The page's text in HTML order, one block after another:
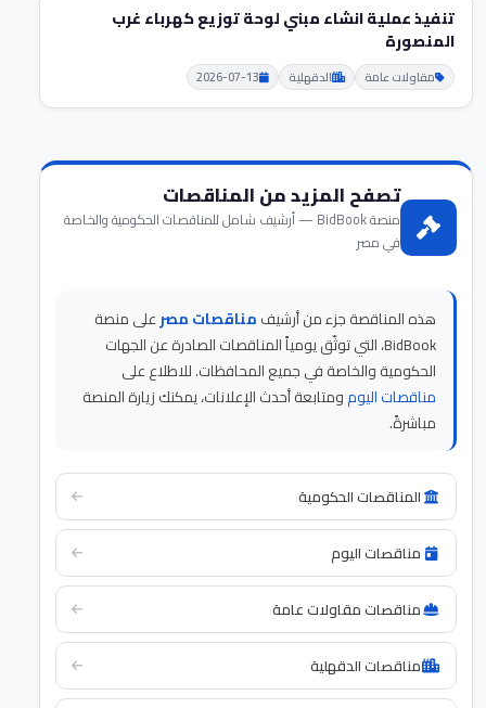
تنفيذ عملية انشاء مبني لوحة توزيع كهرباء غرب
المنصورة
مقاولات عامة الدقهلية 2026-07-13
تصفح المزيد من المناقصات
منصة BidBook — أرشيف شامل للمناقصات الحكومية والخاصة
في مصر
هذه المناقصة جزء من أرشيفمناقصات مصرعلى منصة
BidBook، التي توثّق يومياً المناقصات الصادرة عن الجهات
الحكومية والخاصة في جميع المحافظات. للاطلاع على
مناقصات اليومومتابعة أحدث الإعلانات، يمكنك زيارة المنصة
مباشرةً.
المناقصات الحكومية
مناقصات اليوم
مناقصات مقاولات عامة
مناقصات الدقهلية